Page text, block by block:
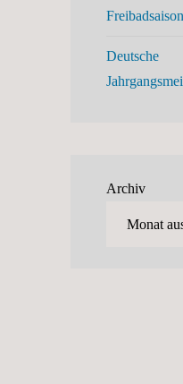
Deutsche
Archiv